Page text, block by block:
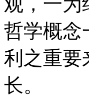
哲学概念
利之重要
长。